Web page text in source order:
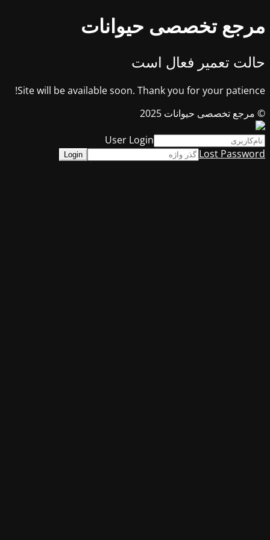
مرجع تخصصی حیوانات
حالت تعمیر فعال است
Site will be available soon. Thank you for your patience!
© مرجع تخصصی حیوانات 2025
User Login
Lost Password